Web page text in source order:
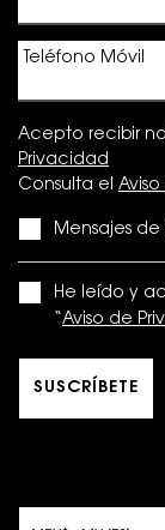
Teléfono Móvil
Acepto recibir
Privacidad
Consulta el
Mensajes
He leído y
Aviso de
SUSCRÍBETE